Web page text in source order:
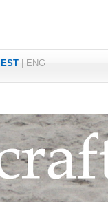
EST ENG